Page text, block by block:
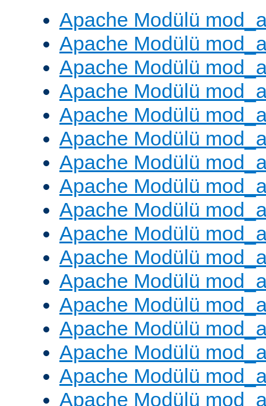
Apache Modülü
Apache Modülü
Apache Modülü
Apache Modülü
Apache Modülü
Apache Modülü
Apache Modülü
Apache Modülü
Apache Modülü
Apache Modülü
Apache Modülü
Apache Modülü
Apache Modülü
Apache Modülü
Apache Modülü
Apache Modülü
Apache Modülü